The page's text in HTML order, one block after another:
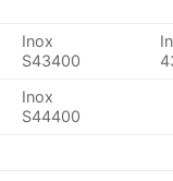
Inox
S43400
Inox
S44400